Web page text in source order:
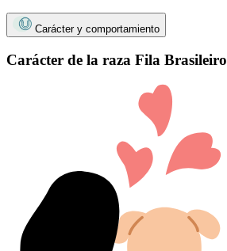
Carácter y comportamiento
Carácter de la raza Fila Brasileiro